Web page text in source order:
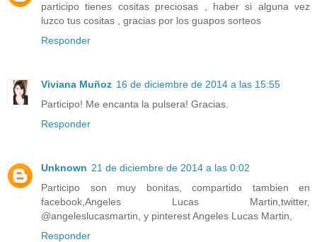
participo tienes cositas preciosas , haber si alguna vez
luzco tus cositas , gracias por los guapos sorteos
Responder
Viviana Muñoz 16 de diciembre de 2014 a las 15:55
Participo! Me encanta la pulsera! Gracias.
Responder
Unknown 21 de diciembre de 2014 a las 0:02
Participo son muy bonitas, compartido tambien en
facebook,Angeles Lucas Martin,twitter,
@angeleslucasmartin, y pinterest Angeles Lucas Martin,
Responder